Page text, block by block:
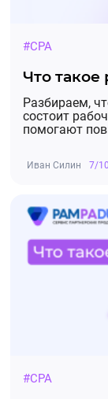
#CPA
Что
Разбираем,
состоит
помогают
Иван Силин 7/
#CPA